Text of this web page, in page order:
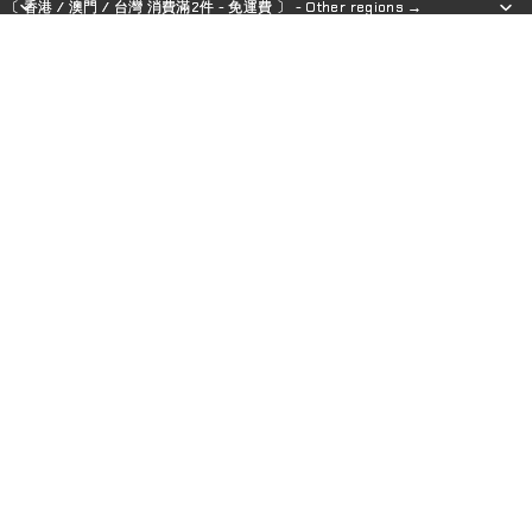
〔 香港 / 澳門 / 台灣 消費滿2件 - 免運費 〕 - Other regions →
〔 香港 / 澳門 / 台灣 消費滿2件 - 免運費 〕 - Other regions →